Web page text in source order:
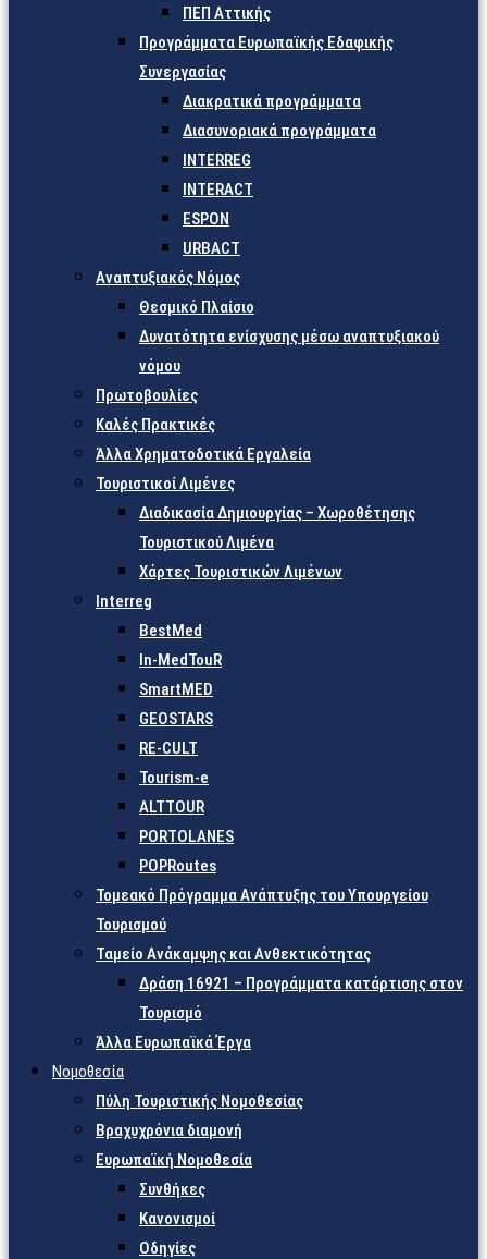
ΠΕΠ Αττικής
Προγράμματα Ευρωπαϊκής Εδαφικής
Συνεργασίας
Διακρατικά προγράμματα
Διασυνοριακά προγράμματα
INTERREG
INTERACT
ESPON
URBACT
Αναπτυξιακός Νόμος
Θεσμικό Πλαίσιο
Δυνατότητα ενίσχυσης μέσω αναπτυξιακού
νόμου
Πρωτοβουλίες
Καλές Πρακτικές
Άλλα Χρηματοδοτικά Εργαλεία
Τουριστικοί Λιμένες
Διαδικασία Δημιουργίας – Χωροθέτησης
Τουριστικού Λιμένα
Χάρτες Τουριστικών Λιμένων
Interreg
BestMed
In-MedTouR
SmartMED
GEOSTARS
RE-CULT
Tourism-e
ALTTOUR
PORTOLANES
POPRoutes
Τομεακό Πρόγραμμα Ανάπτυξης του Υπουργείου
Τουρισμού
Ταμείο Ανάκαμψης και Ανθεκτικότητας
Δράση 16921 – Προγράμματα κατάρτισης στον
Τουρισμό
Άλλα Ευρωπαϊκά Έργα
Νομοθεσία
Πύλη Τουριστικής Νομοθεσίας
Βραχυχρόνια διαμονή
Ευρωπαϊκή Νομοθεσία
Συνθήκες
Κανονισμοί
Οδηγίες